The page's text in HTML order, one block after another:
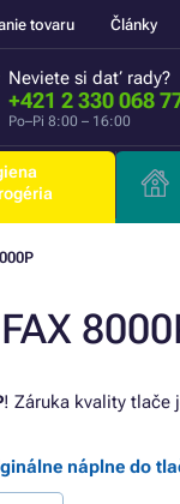
tovaru Články
Neviete si dať rady?
+421 2 330 068
Po–Pi 8:00 – 16:00
! Záruka kvality tlače
náplne do